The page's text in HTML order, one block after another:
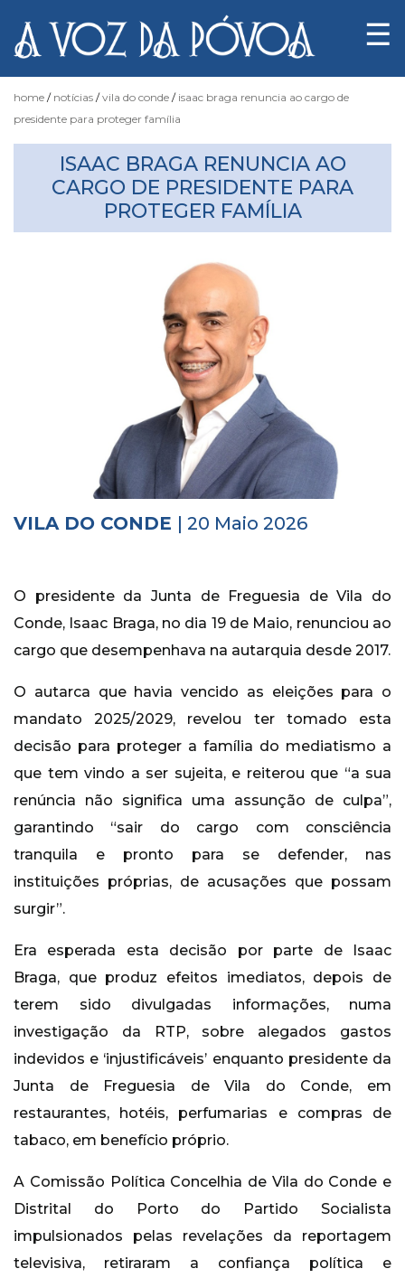
Notícias
do
Contactos
☰
home notícias vila do conde
isaac braga renuncia ao cargo de
presidente para proteger família
ISAAC BRAGA RENUNCIA AO
CARGO DE PRESIDENTE PARA
PROTEGER FAMÍLIA
VILA DO CONDE | 20 Maio 2026
O presidente da Junta de Freguesia de Vila do
Conde, Isaac Braga, no dia 19 de Maio, renunciou ao
cargo que desempenhava na autarquia desde 2017.
O autarca que havia vencido as eleições para o
mandato 2025/2029, revelou ter tomado esta
decisão para proteger a família do mediatismo a
que tem vindo a ser sujeita, e reiterou que “a sua
renúncia não significa uma assunção de culpa”,
garantindo “sair do cargo com consciência
tranquila e pronto para se defender, nas
instituições próprias, de acusações que possam
surgir”.
Era esperada esta decisão por parte de Isaac
Braga, que produz efeitos imediatos, depois de
terem sido divulgadas informações, numa
investigação da RTP, sobre alegados gastos
indevidos e ‘injustificáveis’ enquanto presidente da
Junta de Freguesia de Vila do Conde, em
restaurantes, hotéis, perfumarias e compras de
tabaco, em benefício próprio.
A Comissão Política Concelhia de Vila do Conde e
Distrital do Porto do Partido Socialista
impulsionados pelas revelações da reportagem
televisiva, retiraram a confiança política e